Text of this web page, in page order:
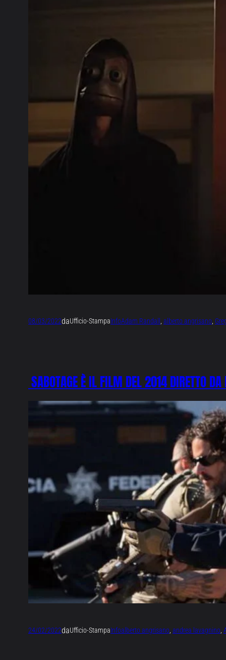
08/03/2022daUfficio-StampaInfoAdam Randall , alberto angrisano,
SABOTAGE È IL FILM DEL 2014 DIRETTO
24/02/2022daUfficio-StampaInfoalberto angrisano andrea lavagnino